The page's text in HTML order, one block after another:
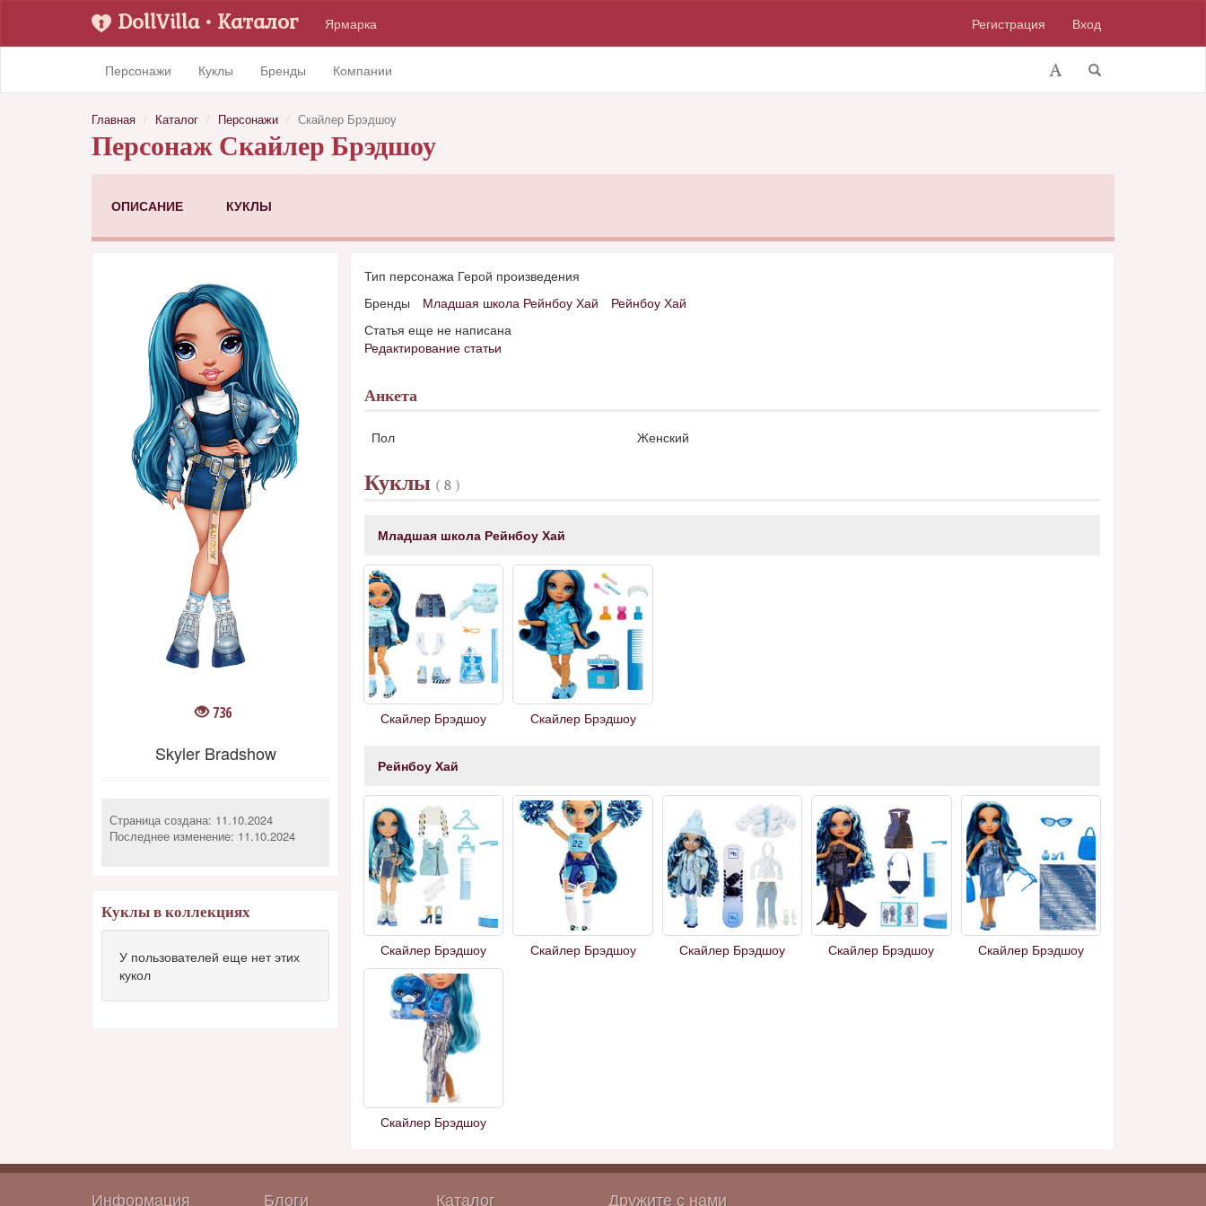
DollVilla• Каталог Ярмарка Регистрация Вход
Персонажи Куклы Бренды Компании
Главная Каталог Персонажи Скайлер Брэдшоу
Персонаж Скайлер Брэдшоу
ОПИСАНИЕ КУКЛЫ
736
Skyler Bradshow
Страница создана: 11.10.2024
Последнее изменение: 11.10.2024
Куклы в коллекциях
У пользователей еще нет этих
кукол
Тип персонажа Герой произведения
Бренды
Младшая школа Рейнбоу Хай
Рейнбоу Хай
Статья еще не написана
Редактирование статьи
Анкета
Пол Женский
Куклы ( 8 )
Младшая школа Рейнбоу Хай
Скайлер Брэдшоу Скайлер Брэдшоу
Рейнбоу Хай
Скайлер Брэдшоу Скайлер Брэдшоу Скайлер Брэдшоу Скайлер Брэдшоу Скайлер Брэдшоу
Скайлер Брэдшоу
Информация Блоги Каталог Дружите с нами